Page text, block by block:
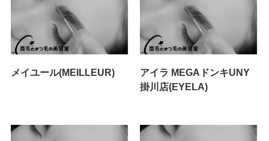
メイユール(MEILLEUR)
アイラ MEGAドンキUNY
掛川店(EYELA)